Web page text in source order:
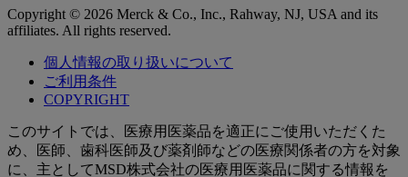
Copyright © 2026 Merck & Co., Inc., Rahway, NJ, USA and its
affiliates. All rights reserved.
個人情報の取り扱いについて
ご利用条件
COPYRIGHT
このサイトでは、医療用医薬品を適正にご使用いただくた
め、医師、歯科医師及び薬剤師などの医療関係者の方を対象
に、主としてMSD株式会社の医療用医薬品に関する情報を